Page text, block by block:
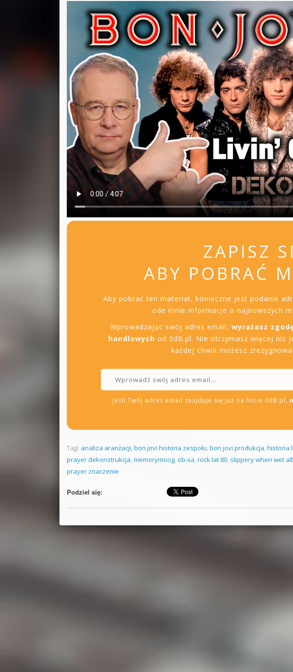
ZAPISZ
ABY POBRAĆ
Aby pobrać ten materiał, konieczne jest podanie
ode mnie informacje o najnowszych
Wprowadzając swój adres email, wyrażasz
handlowych od 0dB.pl. Nie otrzymasz więcej niż
każdej chwili możesz
Jeśli Twój adres email znajduje się już na liście 0dB.pl,
Tagi: analiza aranżacji, bon jovi historia zespołu, bon jovi produkcja, historia
prayer dekonstrukcja, memorymoog, ob-xa, rock lat 80, slippery when wet
prayer znaczenie
Podziel się: